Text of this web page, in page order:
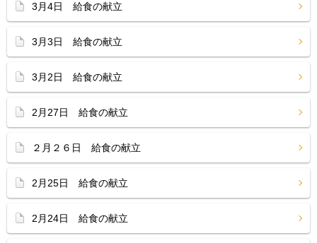
3月4日 給食の献立
3月3日 給食の献立
3月2日 給食の献立
2月27日 給食の献立
２月２６日 給食の献立
2月25日 給食の献立
2月24日 給食の献立